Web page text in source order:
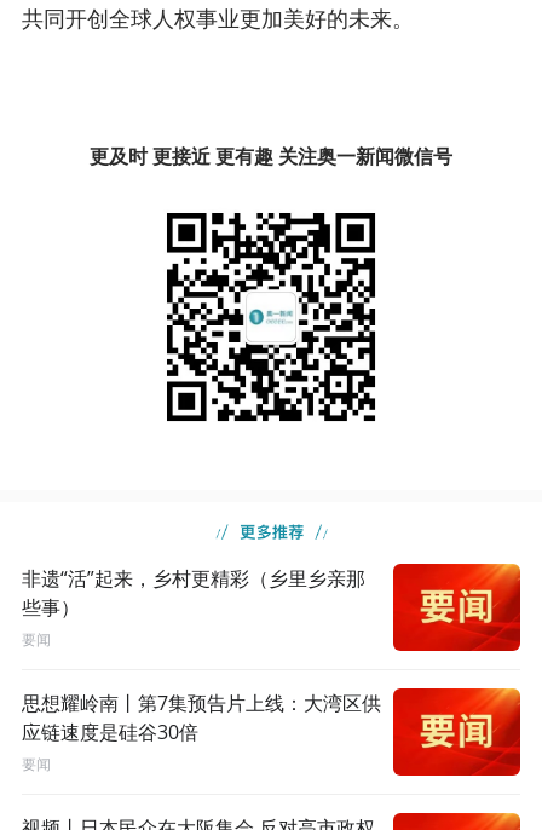
共同开创全球人权事业更加美好的未来。
更及时 更接近 更有趣 关注奥一新闻微信号
非遗“活”起来，乡村更精彩（乡里乡亲那
些事）
要闻
思想耀岭南丨第7集预告片上线：大湾区供
应链速度是硅谷30倍
要闻